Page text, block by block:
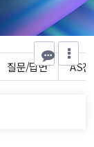
질문/답변 AS진